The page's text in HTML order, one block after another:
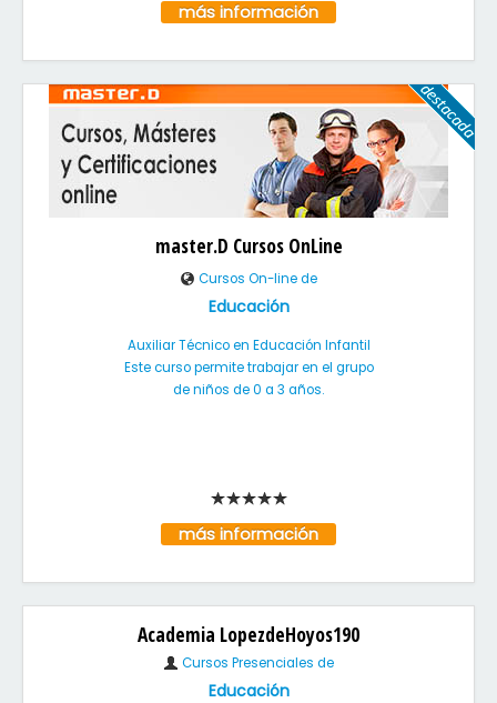
más información
master.D Cursos OnLine
Cursos On-line de
Educación
Auxiliar Técnico en Educación Infantil
Este curso permite trabajar en el grupo
de niños de 0 a 3 años.
más información
Academia LopezdeHoyos190
Cursos Presenciales de
Educación